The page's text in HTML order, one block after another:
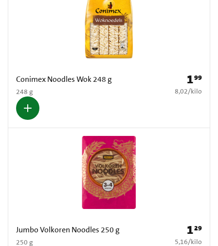
Conimex Noodles Wok 248 g
248 g
Prijs: €
199
€ 8,02 per kilo
8,02/kilo
Jumbo Volkoren Noodles 250 g
250 g
Prijs: €
129
€ 5,16 per kilo
5,16/kilo